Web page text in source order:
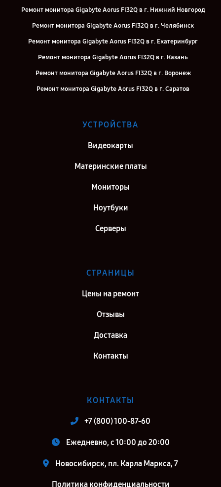
Ремонт монитора Gigabyte Aorus FI32Q в г. Нижний Новгород
Ремонт монитора Gigabyte Aorus FI32Q в г. Челябинск
Ремонт монитора Gigabyte Aorus FI32Q в г. Екатеринбург
Ремонт монитора Gigabyte Aorus FI32Q в г. Казань
Ремонт монитора Gigabyte Aorus FI32Q в г. Воронеж
Ремонт монитора Gigabyte Aorus FI32Q в г. Саратов
Ремонт монитора Gigabyte Aorus FI32Q в г. Киров
Ремонт монитора Gigabyte Aorus FI32Q в г. Санкт-Петербург
УСТРОЙСТВА
Видеокарты
Материнские платы
Мониторы
Ноутбуки
Серверы
СТРАНИЦЫ
Цены на ремонт
Отзывы
Доставка
Контакты
КОНТАКТЫ
+7 (800) 100-87-60
Ежедневно, с 10:00 до 20:00
Новосибирск, пл. Карла Маркса, 7
Политика конфиденциальности